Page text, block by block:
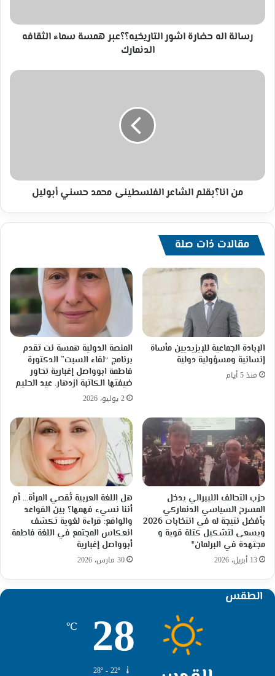
الثقافه
الدنمارك
رسالة اله حضارة اشور التاريخيه؟؟عبر همسة سماء الثقافه
الدنمارك
من
من انا؟بقلم الشاعر الفلسطينى محمد حسني أبوليل
مقالات ذات صلة
الإبادة الجماعية للإيزيديين مأساة
إنسانية ومسؤولية دولية
منذ 5 أيام
المنصة الدولية همسة نت تقدم
برنامج “لقاء السبت” الدكتورة
فاطمة ابوواصل إغبارية تحاور
ضيفتها الكاتبة ازدهار. عيد الحليم
2 يوليو، 2026
حزب التحالف الليبرالي يدخل
المسرح السياسي الدنماركي
بأفضل نتيجة له في انتخابات 2026
ويسعى لتشكيل كتلة قوية و
مجتهدة في البرلمان*
13 أبريل، 2026
هل اللغة العربية تُقصي المرأة… أم
أننا نسيء فهمها؟ بين القواعد
والواقع: قراءة لغوية تكشف
انعكاس المجتمع في اللغة فاطمة
أبوواصل إغبارية
30 مارس، 2026
الطقس 28
℃